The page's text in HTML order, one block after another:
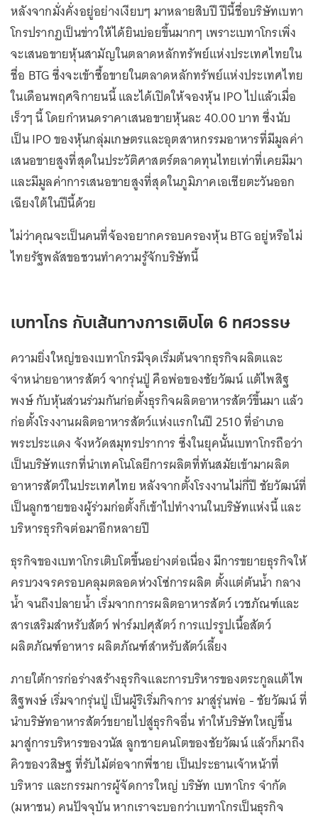
หลังจากมั่งคั่งอยู่อย่างเงียบๆ มาหลายสิบปี ปีนี้ชื่อบริษัทเบทา
โกรปรากฏเป็นข่าวให้ได้ยินบ่อยขึ้นมากๆ เพราะเบทาโกรเพิ่ง
จะเสนอขายหุ้นสามัญในตลาดหลักทรัพย์แห่งประเทศไทยใน
ชื่อ BTG ซึ่งจะเข้าซื้อขายในตลาดหลักทรัพย์แห่งประเทศไทย
ในเดือนพฤศจิกายนนี้ และได้เปิดให้จองหุ้น IPO ไปแล้วเมื่อ
เร็วๆ นี้ โดยกำหนดราคาเสนอขายหุ้นละ 40.00 บาท ซึ่งนับ
เป็น IPO ของหุ้นกลุ่มเกษตรและอุตสาหกรรมอาหารที่มีมูลค่า
เสนอขายสูงที่สุดในประวัติศาสตร์ตลาดทุนไทยเท่าที่เคยมีมา
และมีมูลค่าการเสนอขายสูงที่สุดในภูมิภาคเอเชียตะวันออก
เฉียงใต้ในปีนี้ด้วย
ไม่ว่าคุณจะเป็นคนที่จ้องอยากครอบครองหุ้น BTG อยู่หรือไม่
ไทยรัฐพลัสขอชวนทำความรู้จักบริษัทนี้
เบทาโกร กับเส้นทางการเติบโต 6 ทศวรรษ
ความยิ่งใหญ่ของเบทาโกรมีจุดเริ่มต้นจากธุรกิจผลิตและ
จำหน่ายอาหารสัตว์ จากรุ่นปู่ คือพ่อของชัยวัฒน์ แต้ไพสิฐ
พงษ์ กับหุ้นส่วนร่วมกันก่อตั้งธุรกิจผลิตอาหารสัตว์ขึ้นมา แล้ว
ก่อตั้งโรงงานผลิตอาหารสัตว์แห่งแรกในปี 2510 ที่อำเภอ
พระประแดง จังหวัดสมุทรปราการ ซึ่งในยุคนั้นเบทาโกรถือว่า
เป็นบริษัทแรกที่นำเทคโนโลยีการผลิตที่ทันสมัยเข้ามาผลิต
อาหารสัตว์ในประเทศไทย หลังจากตั้งโรงงานไม่กี่ปี ชัยวัฒน์ที่
เป็นลูกชายของผู้ร่วมก่อตั้งก็เข้าไปทำงานในบริษัทแห่งนี้ และ
บริหารธุรกิจต่อมาอีกหลายปี
ธุรกิจของเบทาโกรเติบโตขึ้นอย่างต่อเนื่อง มีการขยายธุรกิจให้
ครบวงจรครอบคลุมตลอดห่วงโซ่การผลิต ตั้งแต่ต้นน้ำ กลาง
น้ำ จนถึงปลายน้ำ เริ่มจากการผลิตอาหารสัตว์ เวชภัณฑ์และ
สารเสริมสำหรับสัตว์ ฟาร์มปศุสัตว์ การแปรรูปเนื้อสัตว์
ผลิตภัณฑ์อาหาร ผลิตภัณฑ์สำหรับสัตว์เลี้ยง
ภายใต้การก่อร่างสร้างธุรกิจและการบริหารของตระกูลแต้ไพ
สิฐพงษ์ เริ่มจากรุ่นปู่ เป็นผู้ริเริ่มกิจการ มาสู่รุ่นพ่อ - ชัยวัฒน์ ที่
นำบริษัทอาหารสัตว์ขยายไปสู่ธุรกิจอื่น ทำให้บริษัทใหญ่ขึ้น
มาสู่การบริหารของวนัส ลูกชายคนโตของชัยวัฒน์ แล้วก็มาถึง
คิวของวสิษฐ ที่รับไม้ต่อจากพี่ชาย เป็นประธานเจ้าหน้าที่
บริหาร และกรรมการผู้จัดการใหญ่ บริษัท เบทาโกร จำกัด
(มหาชน) คนปัจจุบัน หากเราจะบอกว่าเบทาโกรเป็นธุรกิจ